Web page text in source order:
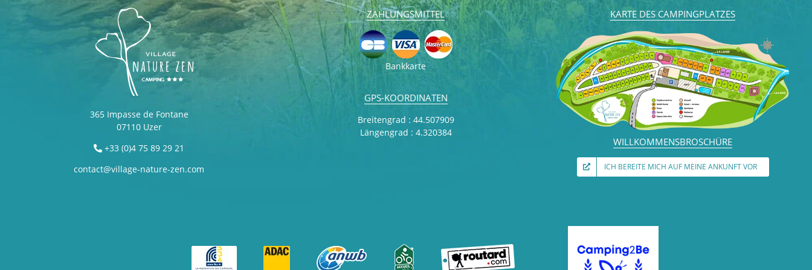
365 Impasse de Fontane
07110 Uzer
+33 (0)4 75 89 29 21
contact@village-nature-zen.com
ZAHLUNGSMITTEL
Bankkarte
GPS-KOORDINATEN
Breitengrad : 44.507909
Längengrad : 4.320384
KARTE DES CAMPINGPLATZES
WILLKOMMENSBROSCHÜRE
ICH BEREITE MICH AUF MEINE ANKUNFT VOR